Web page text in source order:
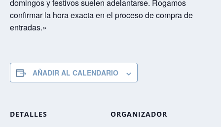
o
k
p
p
n
k
I
n
t
i
domingos y festivos suelen adelantarse. Rogamos
confirmar la hora exacta en el proceso de compra de
entradas.»
AÑADIR AL CALENDARIO
DETALLES ORGANIZADOR